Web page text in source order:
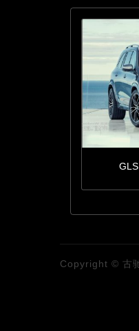
Copyright © 古